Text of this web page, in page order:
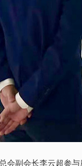
会副会长李云超参